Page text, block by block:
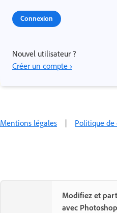
Connexion
Nouvel utilisateur ?
Créer un compte ›
Mentions légales | Politique
Modifiez et
avec